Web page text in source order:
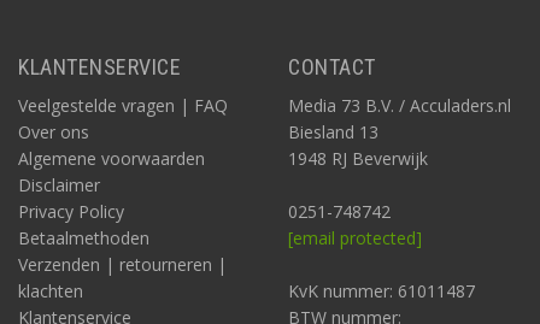
KLANTENSERVICE
Veelgestelde vragen | FAQ
Over ons
Algemene voorwaarden
Disclaimer
Privacy Policy
Betaalmethoden
Verzenden | retourneren |
klachten
Klantenservice
CONTACT
Media 73 B.V. / Acculaders.nl
Biesland 13
1948 RJ Beverwijk
0251-748742
[email protected]
KvK nummer: 61011487
BTW nummer: